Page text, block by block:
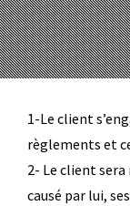
1-Le client
règlements et
2- Le client
causé par lui,